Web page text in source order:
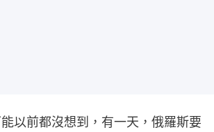
以前都沒想到，有一天，俄羅斯要